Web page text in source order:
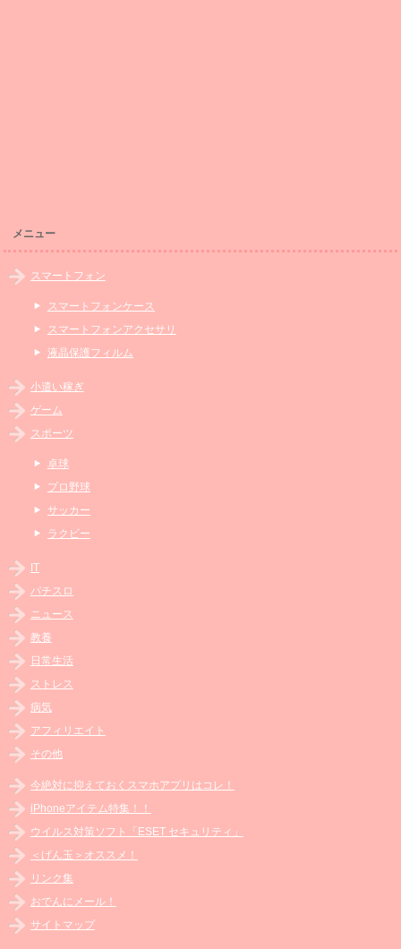
メニュー
スマートフォン
スマートフォンケース
スマートフォンアクセサリ
液晶保護フィルム
小遣い稼ぎ
ゲーム
スポーツ
卓球
プロ野球
サッカー
ラクビー
IT
パチスロ
ニュース
教養
日常生活
ストレス
病気
アフィリエイト
その他
今絶対に抑えておくスマホアプリはコレ！
iPhoneアイテム特集！！
ウイルス対策ソフト「ESET セキュリティ」
＜げん玉＞オススメ！
リンク集
おでんにメール！
サイトマップ